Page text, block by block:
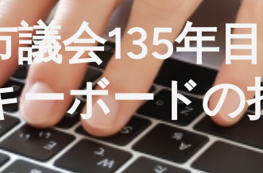
会135年
ーボードの